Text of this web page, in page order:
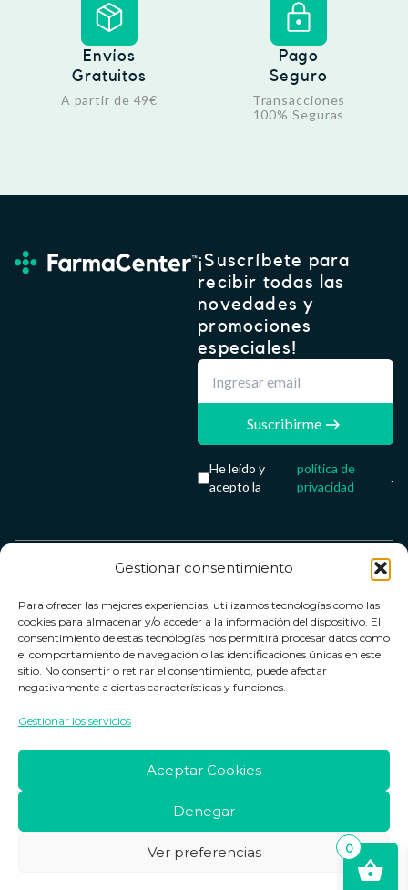
Gestionar consentimiento
Para ofrecer las mejores experiencias, utilizamos tecnologías como las
cookies para almacenar y/o acceder a la información del dispositivo. El
consentimiento de estas tecnologías nos permitirá procesar datos como
el comportamiento de navegación o las identificaciones únicas en este
sitio. No consentir o retirar el consentimiento, puede afectar
negativamente a ciertas características y funciones.
Gestionar los servicios
Aceptar Cookies
Denegar
Ver preferencias
Envíos
Gratuitos
A partir de 49€
Pago
Seguro
Transacciones
100% Seguras
¡Suscríbete para
recibir todas las
novedades y
promociones
especiales!
Suscribirme
He leído y
acepto la
política de
privacidad
.
Contacto
Contacto
Política de
devoluciones
Horario de
Lun. a Vie.:
18:00h
Términos y
condiciones
Política de
privacidad
cookies
Farmacenter
digital, S.L
B24836249
info@farmacenter.es
de pago
0